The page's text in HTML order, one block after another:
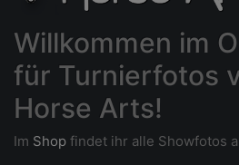
Willkommen im
für Turnierfotos
Horse Arts!
Im Shop findet ihr alle Showfotos